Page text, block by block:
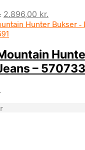
Den
oprindelige
pris
2.900,00 kr..
2.896,00 kr.
aktuelle
2.896,00
–